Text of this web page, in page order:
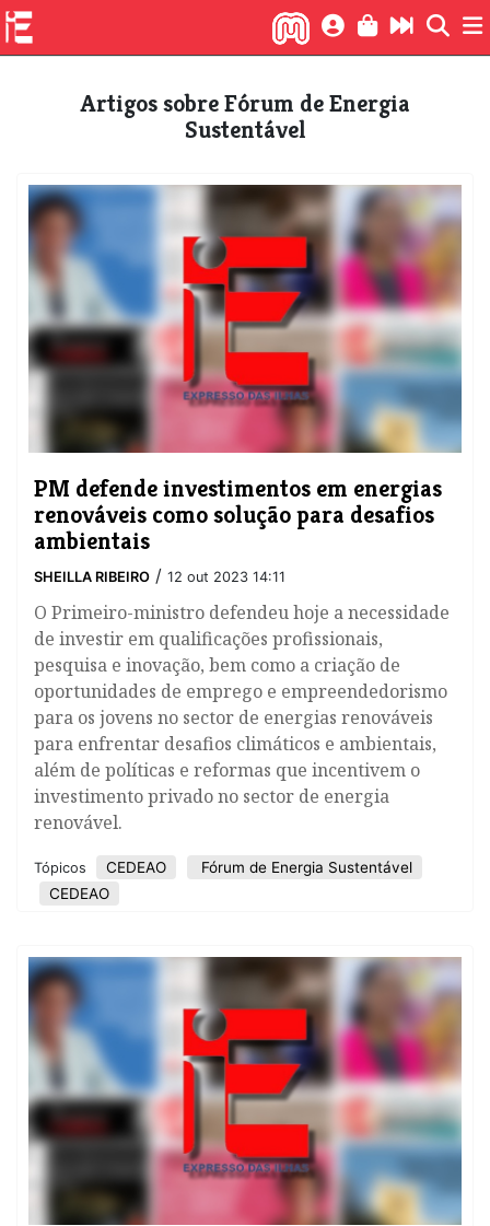
Artigos sobre Fórum de Energia
Sustentável
PM defende investimentos em energias
renováveis como solução para desafios
ambientais
SHEILLA RIBEIRO / 12 out 2023 14:11
O Primeiro-ministro defendeu hoje a necessidade
de investir em qualificações profissionais,
pesquisa e inovação, bem como a criação de
oportunidades de emprego e empreendedorismo
para os jovens no sector de energias renováveis
para enfrentar desafios climáticos e ambientais,
além de políticas e reformas que incentivem o
investimento privado no sector de energia
renovável.
Tópicos CEDEAO
Fórum de Energia Sustentável
CEDEAO